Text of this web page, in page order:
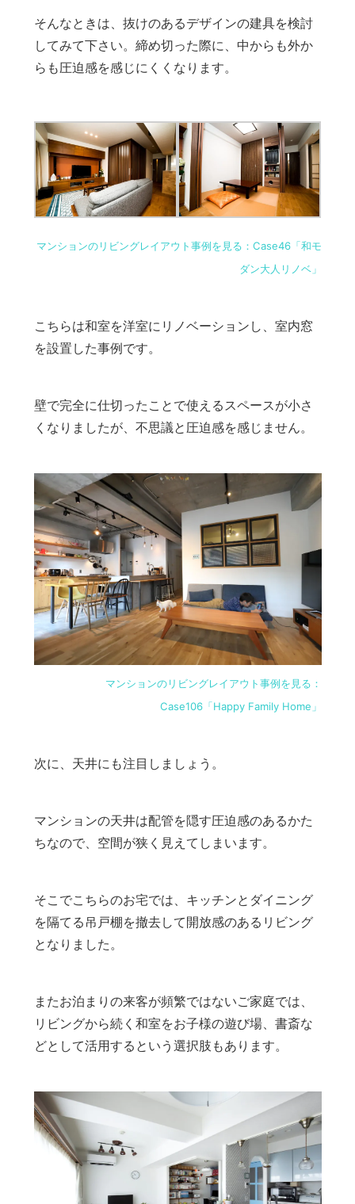
そんなときは、抜けのあるデザインの建具を検討
してみて下さい。締め切った際に、中からも外か
らも圧迫感を感じにくくなります。
マンションのリビングレイアウト事例を見る：Case46「和モ
ダン大人リノベ」
こちらは和室を洋室にリノベーションし、室内窓
を設置した事例です。
壁で完全に仕切ったことで使えるスペースが小さ
くなりましたが、不思議と圧迫感を感じません。
マンションのリビングレイアウト事例を見る：
Case106「Happy Family Home」
次に、天井にも注目しましょう。
マンションの天井は配管を隠す圧迫感のあるかた
ちなので、空間が狭く見えてしまいます。
そこでこちらのお宅では、キッチンとダイニング
を隔てる吊戸棚を撤去して開放感のあるリビング
となりました。
またお泊まりの来客が頻繁ではないご家庭では、
リビングから続く和室をお子様の遊び場、書斎な
どとして活用するという選択肢もあります。